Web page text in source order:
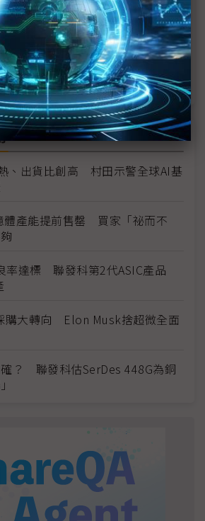
翻倍 上調AI GPU 2024全年營收
擔憂 微軟稱雲端AI需求仍強勁
、出貨比創高 村田示警全球AI基
體產能提前售罄 買家「祕而不
率達標 聯發科第2代ASIC產品
購大轉向 Elon Musk捨超微全面
？ 聯發科估SerDes 448G為銅